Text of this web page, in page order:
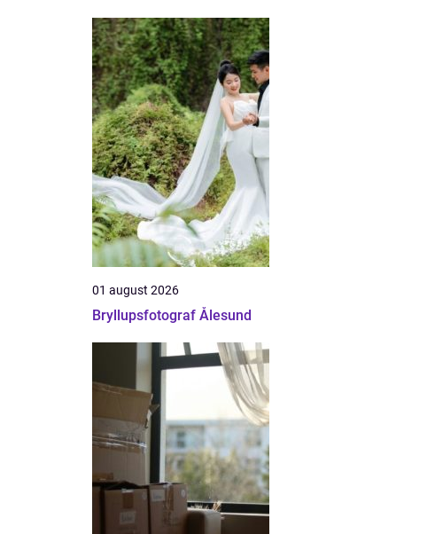
01 august 2026
Bryllupsfotograf Ålesund